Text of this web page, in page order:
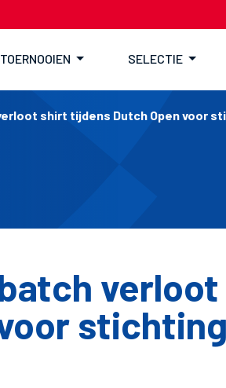
TOERNOOIEN SELECTIE
shirt tijdens Dutch Open voor